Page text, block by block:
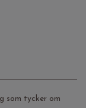
som tycker om